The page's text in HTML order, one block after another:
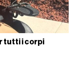
tutti i corpi